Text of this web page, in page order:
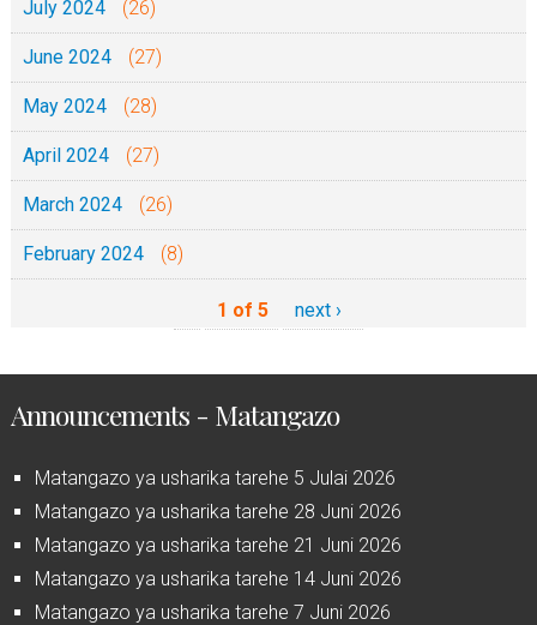
July 2024 (26)
June 2024 (27)
May 2024 (28)
April 2024 (27)
March 2024 (26)
February 2024 (8)
1 of 5 next ›
Announcements - Matangazo
Matangazo ya usharika tarehe 5 Julai 2026
Matangazo ya usharika tarehe 28 Juni 2026
Matangazo ya usharika tarehe 21 Juni 2026
Matangazo ya usharika tarehe 14 Juni 2026
Matangazo ya usharika tarehe 7 Juni 2026